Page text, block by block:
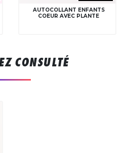
AUTOCOLLANT ENFANTS
COEUR AVEC PLANTE
CONSULTÉ